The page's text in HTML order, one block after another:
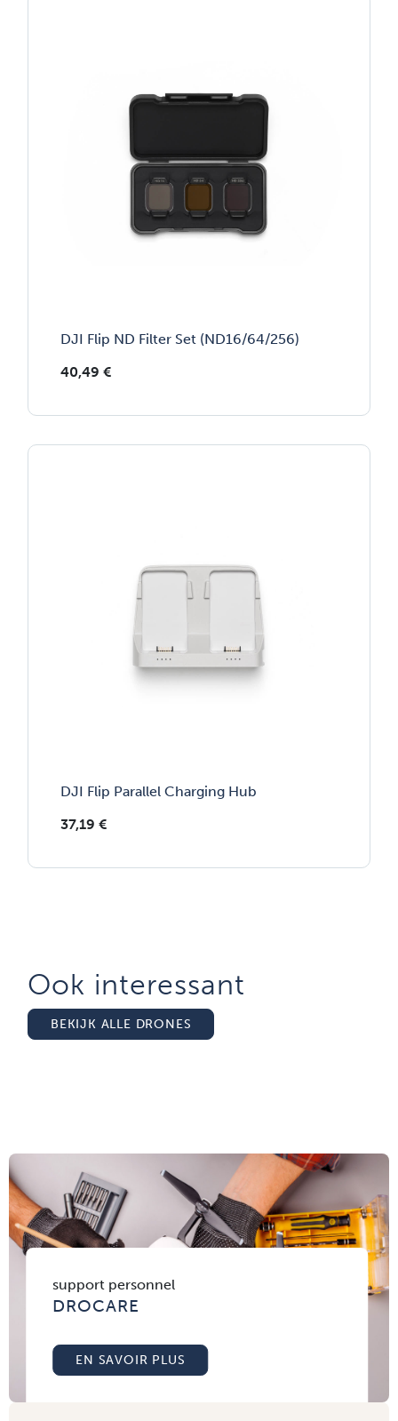
DJI Flip ND Filter Set (ND16/64/256)
40,49 €
DJI Flip Parallel Charging Hub
37,19 €
Ook interessant
BEKIJK ALLE DRONES
support personnel
DROCARE
EN SAVOIR PLUS